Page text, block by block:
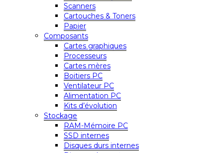
Scanners
Cartouches & Toners
Papier
Composants
Cartes graphiques
Processeurs
Cartes mères
Boitiers PC
Ventilateur PC
Alimentation PC
Kits d’évolution
Stockage
RAM-Mémoire PC
SSD internes
Disques durs internes